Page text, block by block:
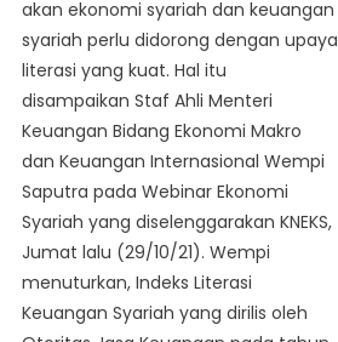
akan ekonomi syariah dan keuangan
syariah perlu didorong dengan upaya
literasi yang kuat. Hal itu
disampaikan Staf Ahli Menteri
Keuangan Bidang Ekonomi Makro
dan Keuangan Internasional Wempi
Saputra pada Webinar Ekonomi
Syariah yang diselenggarakan KNEKS,
Jumat lalu (29/10/21). Wempi
menuturkan, Indeks Literasi
Keuangan Syariah yang dirilis oleh